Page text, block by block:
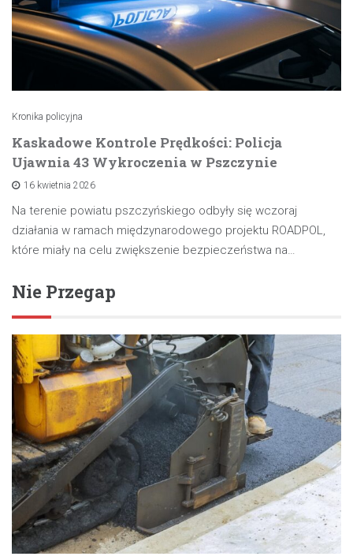
Kronika policyjna
Kaskadowe Kontrole Prędkości: Policja
Ujawnia 43 Wykroczenia w Pszczynie
16 kwietnia 2026
Na terenie powiatu pszczyńskiego odbyły się wczoraj
działania w ramach międzynarodowego projektu ROADPOL,
które miały na celu zwiększenie bezpieczeństwa na…
Nie Przegap